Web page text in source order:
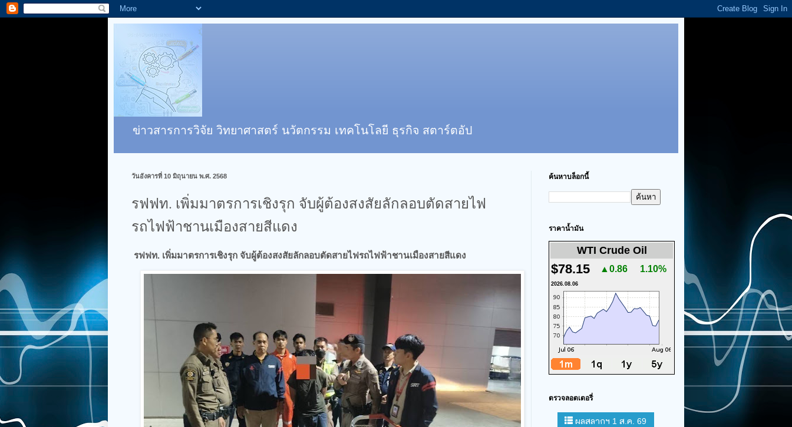
ข่าวสารการวิจัย วิทยาศาสตร์ นวัตกรรม เทคโนโลยี ธุรกิจ สตาร์ตอัป
วันอังคารที่ 10 มิถุนายน พ.ศ. 2568
รฟฟท. เพิ่มมาตรการเชิงรุก จับผู้ต้องสงสัยลักลอบตัดสายไฟ
รถไฟฟ้าชานเมืองสายสีแดง
รฟฟท. เพิ่มมาตรการเชิงรุก จับผู้ต้องสงสัยลักลอบตัดสายไฟรถไฟฟ้าชานเมืองสายสีแดง
ค้นหาบล็อกนี้
ราคาน้ำมัน
WTI Crude Oil
$78.15 ▲0.86 1.10%
2026.08.06
ตรวจลอตเตอรี่